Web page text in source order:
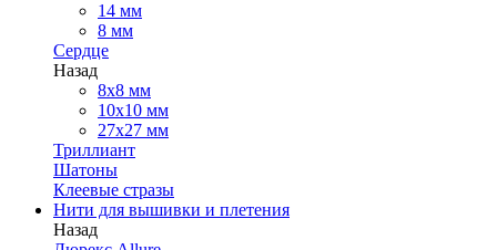
14 мм
8 мм
Сердце
Назад
8х8 мм
10х10 мм
27х27 мм
Триллиант
Шатоны
Клеевые стразы
Нити для вышивки и плетения
Назад